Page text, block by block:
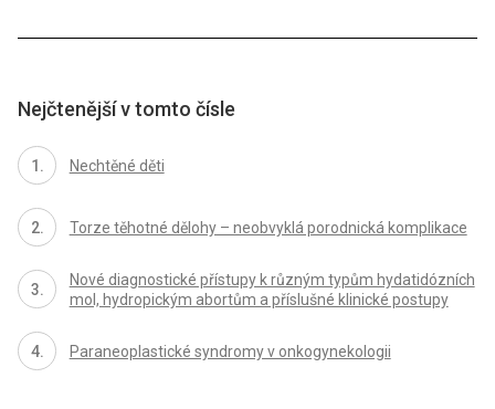
Nejčtenější v tomto čísle
Nechtěné děti
Torze těhotné dělohy – neobvyklá porodnická komplikace
Nové diagnostické přístupy k různým typům hydatidózních
mol, hydropickým abortům a příslušné klinické postupy
Paraneoplastické syndromy v onkogynekologii